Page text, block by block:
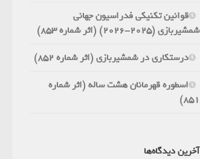
قوانین تکنیکی فدراسیون جهانی
شمشیربازی (2025-2026) (اثر شماره 853)
درستکاری در شمشیربازی (اثر شماره 852)
اسطوره قهرمانان هشت ساله (اثر شماره
851)
آخرین دیدگاه‌ها